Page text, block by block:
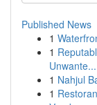
Published News
1
1
Unwante...
1 Nahjul
1